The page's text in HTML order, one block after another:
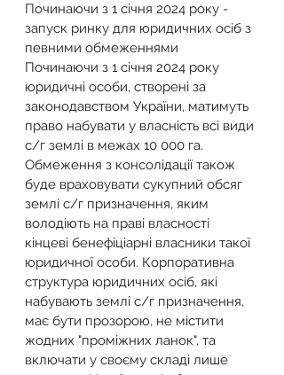
Починаючи з 1 січня 2024 року -
запуск ринку для юридичних осіб з
певними обмеженнями
Починаючи з 1 січня 2024 року
юридичні особи, створені за
законодавством України, матимуть
право набувати у власність всі види
с/г землі в межах 10 000 га.
Обмеження з консолідації також
буде враховувати сукупний обсяг
землі с/г призначення, яким
володіють на праві власності
кінцеві бенефіціарні власники такої
юридичної особи. Корпоративна
структура юридичних осіб, які
набувають землі с/г призначення,
має бути прозорою, не містити
жодних "проміжних ланок", та
включати у своєму складі лише